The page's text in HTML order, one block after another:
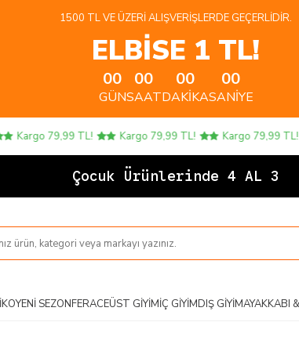
1500 TL VE ÜZERI ALIŞVERIŞLERDE GEÇERLIDIR.
ELBİSE 1 TL!
00
GÜN
00
SAAT
00
DAKIKA
00
SANIYE
Kargo 79,99 TL! Kargo 79,99 TL! Kargo 79,99 TL!
Çocuk Ürünlerinde 4 AL 3 ÖDE!
YENI SEZONFERACEÜST GIYIMİÇ GIYIMDIŞ GIYIMAYAKKABI